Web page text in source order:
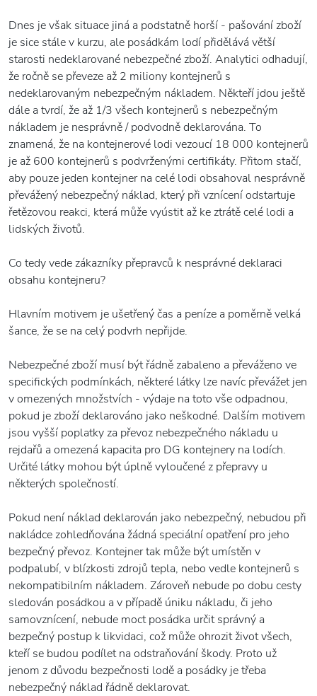
Dnes je však situace jiná a podstatně horší - pašování zboží
je sice stále v kurzu, ale posádkám lodí přidělává větší
starosti nedeklarované nebezpečné zboží. Analytici odhadují,
že ročně se převeze až 2 miliony kontejnerů s
nedeklarovaným nebezpečným nákladem. Někteří jdou ještě
dále a tvrdí, že až 1/3 všech kontejnerů s nebezpečným
nákladem je nesprávně / podvodně deklarována. To
znamená, že na kontejnerové lodi vezoucí 18 000 kontejnerů
je až 600 kontejnerů s podvrženými certifikáty. Přitom stačí,
aby pouze jeden kontejner na celé lodi obsahoval nesprávně
převážený nebezpečný náklad, který při vznícení odstartuje
řetězovou reakci, která může vyústit až ke ztrátě celé lodi a
lidských životů.
Co tedy vede zákazníky přepravců k nesprávné deklaraci
obsahu kontejneru?
Hlavním motivem je ušetřený čas a peníze a poměrně velká
šance, že se na celý podvrh nepřijde.
Nebezpečné zboží musí být řádně zabaleno a převáženo ve
specifických podmínkách, některé látky lze navíc převážet jen
v omezených množstvích - výdaje na toto vše odpadnou,
pokud je zboží deklarováno jako neškodné. Dalším motivem
jsou vyšší poplatky za převoz nebezpečného nákladu u
rejdařů a omezená kapacita pro DG kontejnery na lodích.
Určité látky mohou být úplně vyloučené z přepravy u
některých společností.
Pokud není náklad deklarován jako nebezpečný, nebudou při
nakládce zohledňována žádná speciální opatření pro jeho
bezpečný převoz. Kontejner tak může být umístěn v
podpalubí, v blízkosti zdrojů tepla, nebo vedle kontejnerů s
nekompatibilním nákladem. Zároveň nebude po dobu cesty
sledován posádkou a v případě úniku nákladu, či jeho
samovznícení, nebude moct posádka určit správný a
bezpečný postup k likvidaci, což může ohrozit život všech,
kteří se budou podílet na odstraňování škody. Proto už
jenom z důvodu bezpečnosti lodě a posádky je třeba
nebezpečný náklad řádně deklarovat.